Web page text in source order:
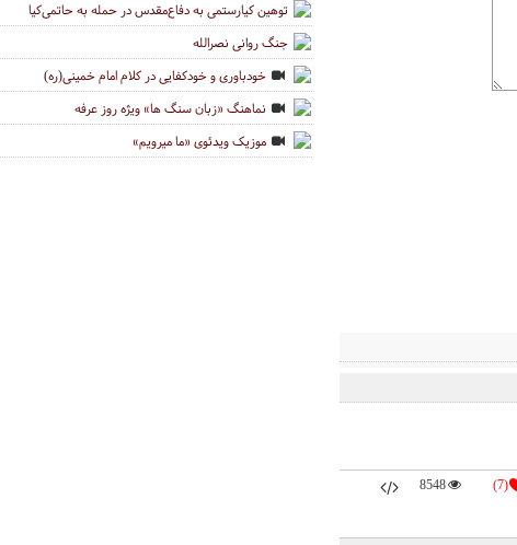
توهین کیارستمی به دفاع‌مقدس در حمله به حاتمی‌کیا
جنگ روانی نصرالله
خودباوری و خودکفایی در کلام امام خمینی‌(ره)
نماهنگ «زبان سنگ ها» ویژه روز عرفه
موزیک ویدئوی «ما میرویم»
(7)
8548